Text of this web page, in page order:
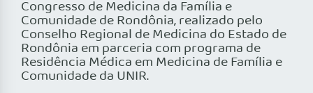
Congresso de Medicina da Família e
Comunidade de Rondônia, realizado pelo
Conselho Regional de Medicina do Estado de
Rondônia em parceria com programa de
Residência Médica em Medicina de Família e
Comunidade da UNIR.